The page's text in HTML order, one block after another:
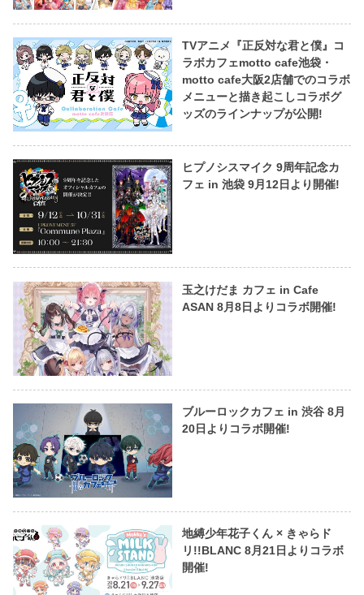
TVアニメ『正反対な君と僕』コ
ラボカフェmotto cafe池袋・
motto cafe大阪2店舗でのコラボ
メニューと描き起こしコラボグ
ッズのラインナップが公開!
ヒプノシスマイク 9周年記念カ
フェ in 池袋 9月12日より開催!
玉之けだま カフェ in Cafe
ASAN 8月8日よりコラボ開催!
ブルーロックカフェ in 渋谷 8月
20日よりコラボ開催!
地縛少年花子くん × きゃらド
リ!!BLANC 8月21日よりコラボ
開催!